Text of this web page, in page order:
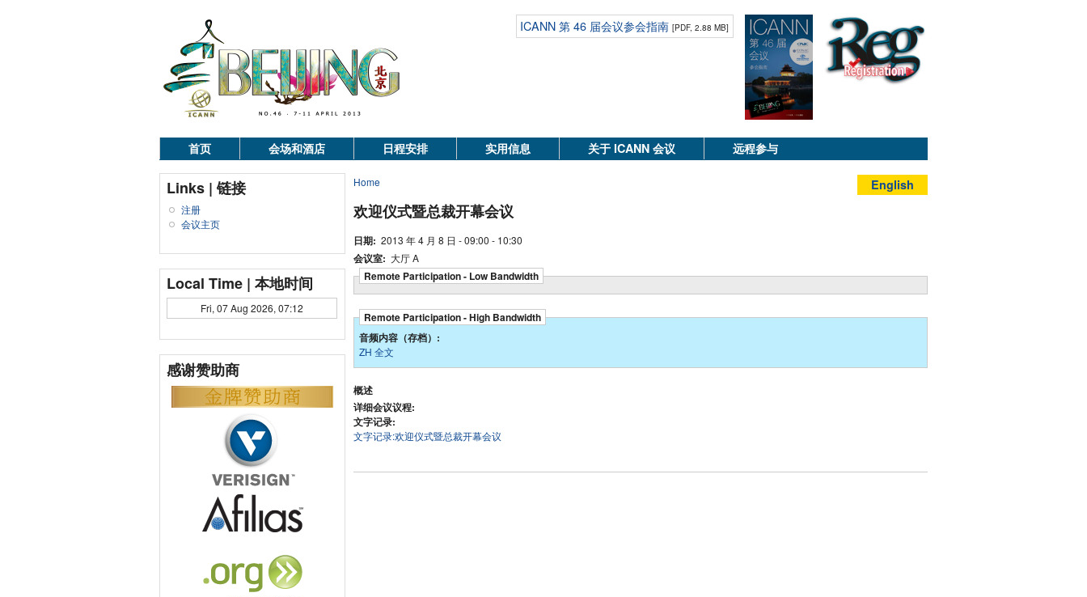
ICANN 第 46 届会议参会指南 [PDF, 2.88 MB]
首页 会场和酒店 日程安排 实用信息 关于 ICANN 会议 远程参与
Links | 链接
注册
会议主页
Local Time | 本地时间
Fri, 07 Aug 2026, 07:12
感谢赞助商
Home
欢迎仪式暨总裁开幕会议
English
日期: 2013 年 4 月 8 日 - 09:00 - 10:30
会议室: 大厅 A
Remote Participation - Low Bandwidth
Remote Participation - High Bandwidth
音频内容（存档）:
ZH 全文
概述
详细会议议程:
文字记录:
文字记录:欢迎仪式暨总裁开幕会议